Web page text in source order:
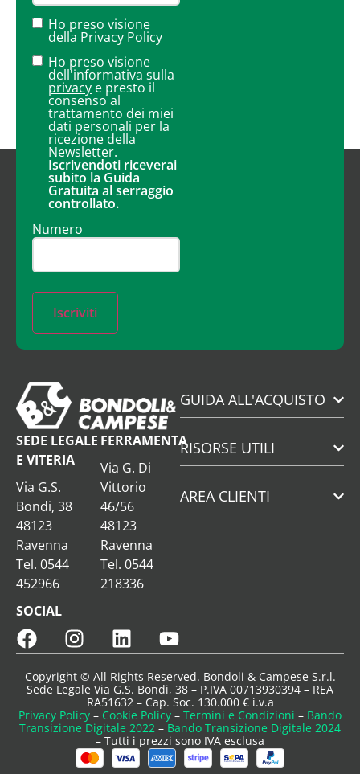
Ho preso visione
della Privacy Policy
Ho preso visione
dell'informativa sulla
privacy e presto il
consenso al
trattamento dei miei
dati personali per la
ricezione della
Newsletter.
Iscrivendoti riceverai
subito la Guida
Gratuita al serraggio
controllato.
Numero
Iscriviti
SEDE LEGALE
E VITERIA
Via G.S.
Bondi, 38
48123
Ravenna
Tel. 0544
452966
FERRAMENTA
Via G. Di
Vittorio
46/56
48123
Ravenna
Tel. 0544
218336
SOCIAL
GUIDA ALL'ACQUISTO
RISORSE UTILI
AREA CLIENTI
Copyright © All Rights Reserved. Bondoli & Campese S.r.l.
Sede Legale Via G.S. Bondi, 38 – P.IVA 00713930394 – REA
RA51632 – Cap. Soc. 130.000 € i.v.a
Privacy Policy – Cookie Policy – Termini e Condizioni – Bando
Transizione Digitale 2022 – Bando Transizione Digitale 2024
– Tutti i prezzi sono IVA esclusa